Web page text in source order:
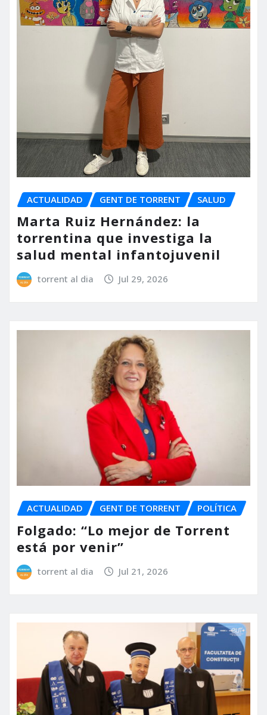
ACTUALIDAD GENT DE TORRENT SALUD
Marta Ruiz Hernández: la
torrentina que investiga la
salud mental infantojuvenil
torrent al dia Jul 29, 2026
ACTUALIDAD GENT DE TORRENT POLÍTICA
Folgado: “Lo mejor de Torrent
está por venir”
torrent al dia Jul 21, 2026